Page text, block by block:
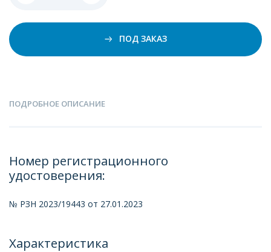
ПОД ЗАКАЗ
ПОДРОБНОЕ ОПИСАНИЕ
Номер регистрационного
удостоверения:
№ РЗН 2023/19443 от 27.01.2023
Характеристика